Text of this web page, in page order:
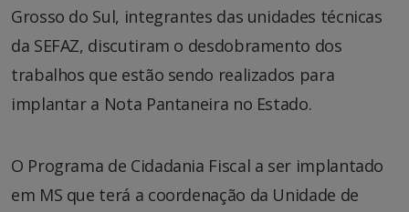
Grosso do Sul, integrantes das unidades técnicas
da SEFAZ, discutiram o desdobramento dos
trabalhos que estão sendo realizados para
implantar a Nota Pantaneira no Estado.
O Programa de Cidadania Fiscal a ser implantado
em MS que terá a coordenação da Unidade de